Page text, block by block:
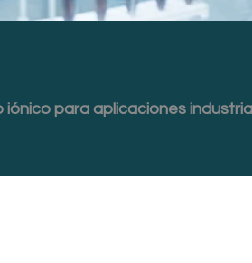
para aplicaciones